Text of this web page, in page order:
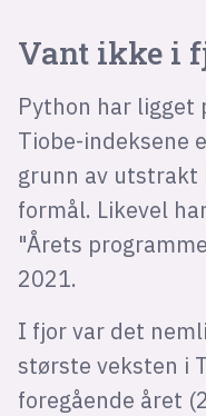
Vant ikke i
Python har ligget
Tiobe-indeksene
grunn av
formål. Likevel
"Årets
2021.
I fjor var det
største veksten i
foregående året